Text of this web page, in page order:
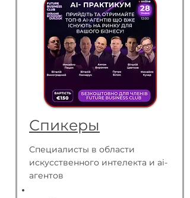
Спикеры
Специалисты в области
искусственного интелекта и аi-
агентов